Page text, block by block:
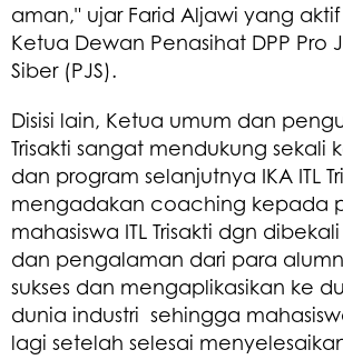
aman," ujar Farid Aljawi yang
Ketua Dewan Penasihat DPP Pro
Siber (PJS).
Disisi lain, Ketua umum dan
Trisakti sangat mendukung sekali
dan program selanjutnya IKA ITL
mengadakan coaching kepada
mahasiswa ITL Trisakti dgn
dan pengalaman dari para
sukses dan mengaplikasikan ke
dunia industri sehingga
lagi setelah selesai